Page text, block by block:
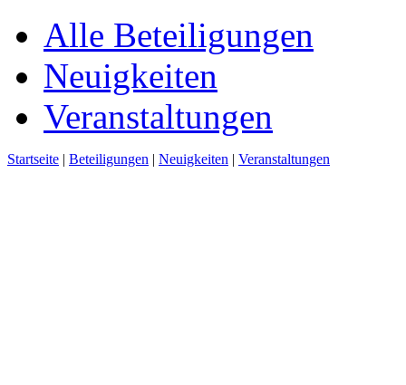
Alle Beteiligungen
Neuigkeiten
Veranstaltungen
Startseite | Beteiligungen | Neuigkeiten | Veranstaltungen